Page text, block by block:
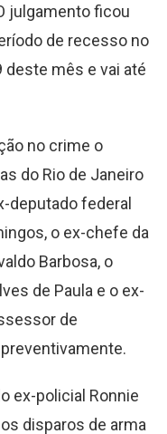
julgamento ficou
de recesso no
deste mês e vai até
no crime o
do Rio de Janeiro
deputado federal
o ex-chefe da
Barbosa, o
de Paula e o ex-
de
ex-policial Ronnie
disparos de arma